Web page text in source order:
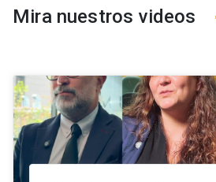
Mira nuestros videos